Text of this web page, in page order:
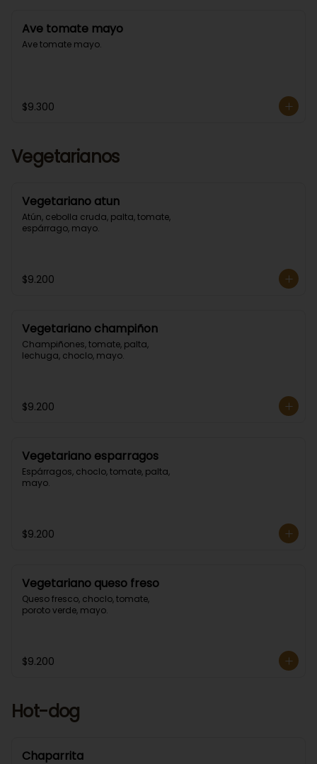
Ave tomate mayo
Ave tomate mayo.
$9.300
Vegetarianos
Vegetariano atun
Atún, cebolla cruda, palta, tomate,
espárrago, mayo.
$9.200
Vegetariano champiñon
Champiñones, tomate, palta,
lechuga, choclo, mayo.
$9.200
Vegetariano esparragos
Espárragos, choclo, tomate, palta,
mayo.
$9.200
Vegetariano queso freso
Queso fresco, choclo, tomate,
poroto verde, mayo.
$9.200
Hot-dog
Chaparrita